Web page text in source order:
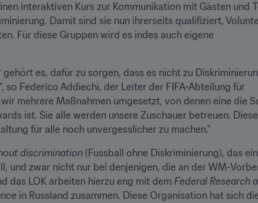
interaktiven Kurs zur Kommunikation mit Gästen und
Damit sind sie nun ihrerseits qualifiziert,
Für diese Gruppen wird es indes auch eigene
es, dafür zu sorgen, dass es nicht zu
so Federico Addiechi, der Leiter der FIFA-Abteilung für
mehrere Maßnahmen umgesetzt, von denen eine die
ist. Sie alle werden unsere Zuschauer betreuen.
für alle noch unvergesslicher zu machen."
discrimination (Fussball ohne Diskriminierung), das
und zwar nicht nur bei denjenigen, die an der WM-
das LOK arbeiten hierzu eng mit dem Federal Research
in Russland zusammen. Diese Organisation hat sich